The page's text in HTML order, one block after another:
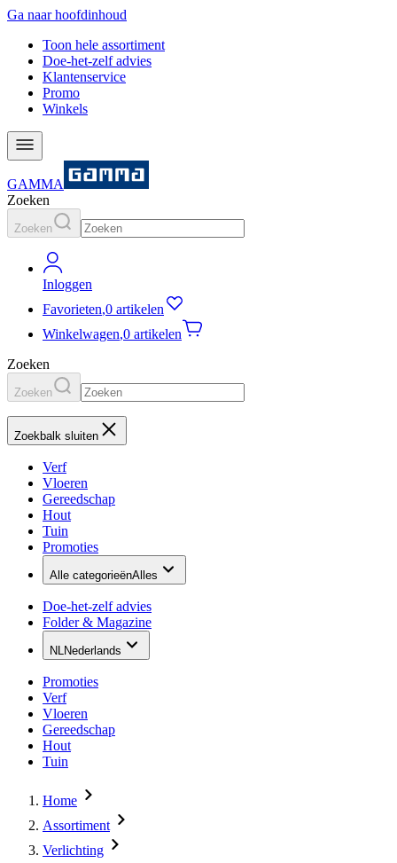
Ga naar hoofdinhoud
Toon hele assortiment
Doe-het-zelf advies
Klantenservice
Promo
Winkels
GAMMA
Zoeken
Zoeken
Inloggen
Favorieten,0 artikelen
Winkelwagen,0 artikelen
Zoeken
Zoeken
Zoekbalk sluiten
Verf
Vloeren
Gereedschap
Hout
Tuin
Promoties
Alle categorieënAlles
Doe-het-zelf advies
Folder & Magazine
NLNederlands
Promoties
Verf
Vloeren
Gereedschap
Hout
Tuin
Home
Assortiment
Verlichting